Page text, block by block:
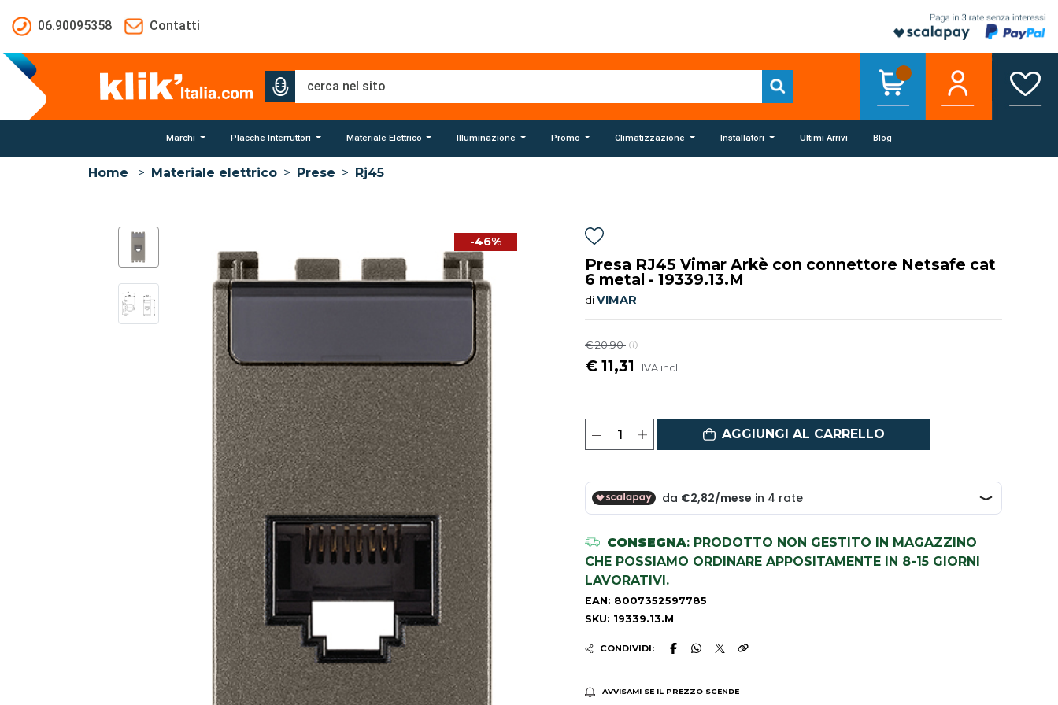
06.90095358
Contatti
Marchi Placche Interruttori Materiale Elettrico Illuminazione Promo Climatizzazione Installatori Ultimi Arrivi Blog
Home > Materiale elettrico > Prese > Rj45
-46%
Presa RJ45 Vimar Arkè con connettore Netsafe cat
6 metal - 19339.13.M
di VIMAR
€ 20,90
€ 11,31 IVA incl.
AGGIUNGI AL CARRELLO
CONSEGNA: PRODOTTO NON GESTITO IN MAGAZZINO
CHE POSSIAMO ORDINARE APPOSITAMENTE IN 8-15 GIORNI
LAVORATIVI.
EAN: 8007352597785
SKU: 19339.13.M
CONDIVIDI:
AVVISAMI SE IL PREZZO SCENDE